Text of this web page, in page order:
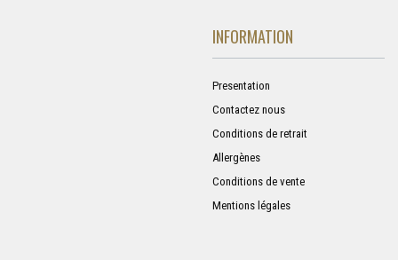
INFORMATION
Presentation
Contactez nous
Conditions de retrait
Allergènes
Conditions de vente
Mentions légales